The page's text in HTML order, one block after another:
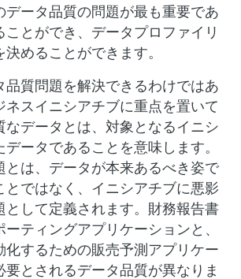
データ品質の問題が最も重要であ
ことができ、データプロファイリ
めることができます。
品質問題を解決できるわけではあ
ネスイニシアチブに重点を置いて
なデータとは、対象となるイニシ
ータであることを意味します。
とは、データが本来あるべき姿で
とではなく、イニシアチブに悪影
として定義されます。財務報告書
ティングアプリケーションと、
化するための販売予測アプリケー
要とされるデータ品質が異なりま